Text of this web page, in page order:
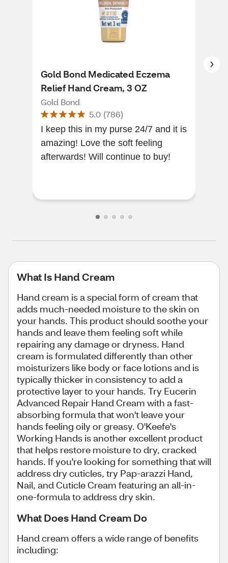
Gold Bond Medicated Eczema
Relief Hand Cream, 3 OZ
Gold Bond
5.0 (786)
I keep this in my purse 24/7 and it is
amazing! Love the soft feeling
afterwards! Will continue to buy!
What Is Hand Cream
Hand cream is a special form of cream that
adds much-needed moisture to the skin on
your hands. This product should soothe your
hands and leave them feeling soft while
repairing any damage or dryness. Hand
cream is formulated differently than other
moisturizers like body or face lotions and is
typically thicker in consistency to add a
protective layer to your hands. Try Eucerin
Advanced Repair Hand Cream with a fast-
absorbing formula that won't leave your
hands feeling oily or greasy. O'Keefe's
Working Hands is another excellent product
that helps restore moisture to dry, cracked
hands. If you're looking for something that will
address dry cuticles, try Pap-arazzi Hand,
Nail, and Cuticle Cream featuring an all-in-
one-formula to address dry skin.
What Does Hand Cream Do
Hand cream offers a wide range of benefits
including: